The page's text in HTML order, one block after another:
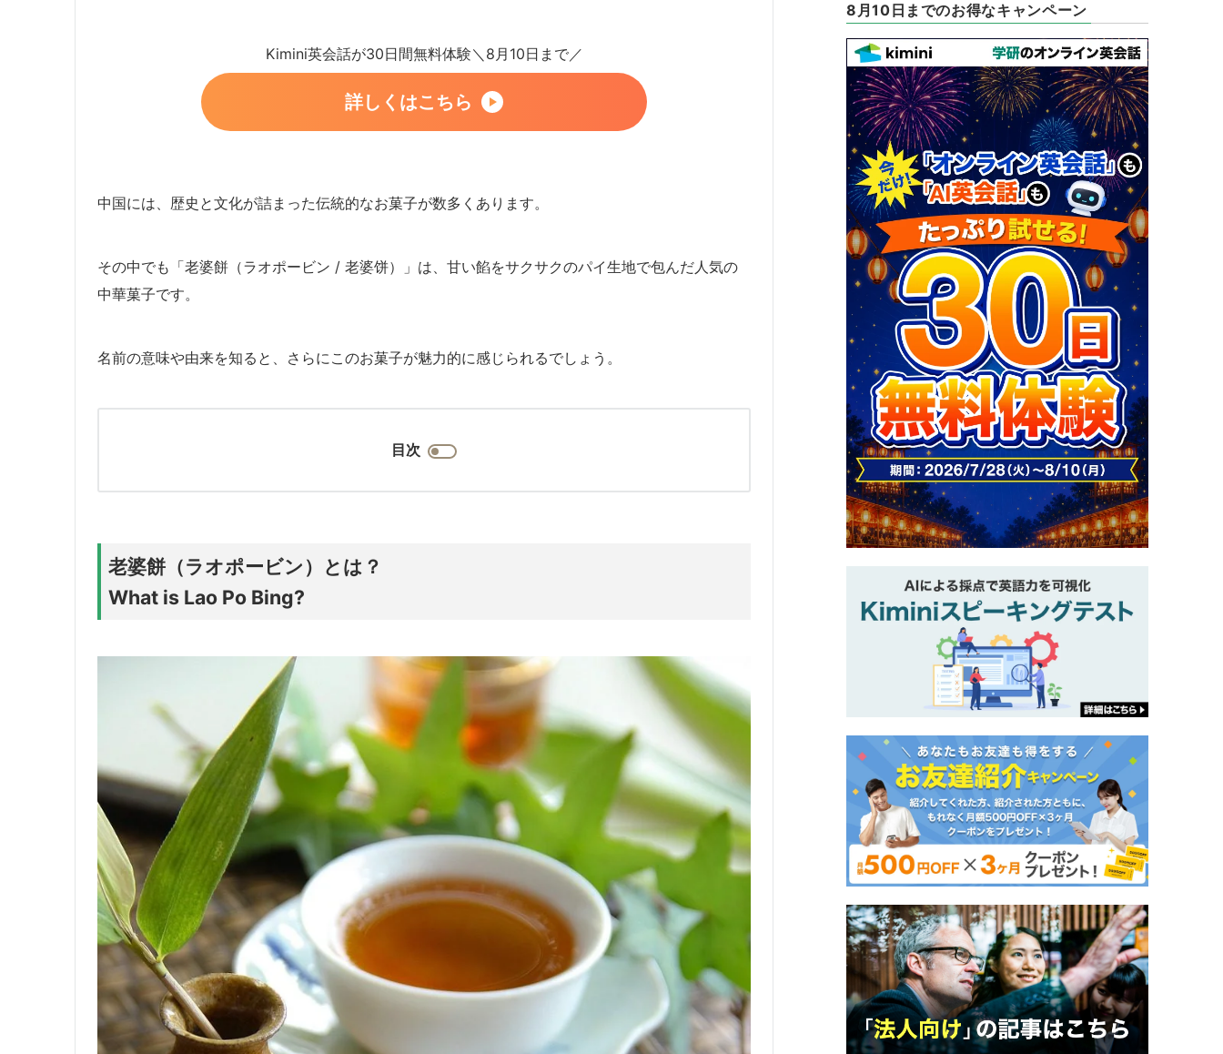
Kimini英会話が30日間無料体験＼8月10日まで／
詳しくはこちら
中国には、歴史と文化が詰まった伝統的なお菓子が数多くあります。
その中でも「老婆餅（ラオポービン / 老婆饼）」は、甘い餡をサクサクのパイ生地で包んだ人気の
中華菓子です。
名前の意味や由来を知ると、さらにこのお菓子が魅力的に感じられるでしょう。
目次
老婆餅（ラオポービン）とは？
What is Lao Po Bing?
8月10日までのお得なキャンペーン